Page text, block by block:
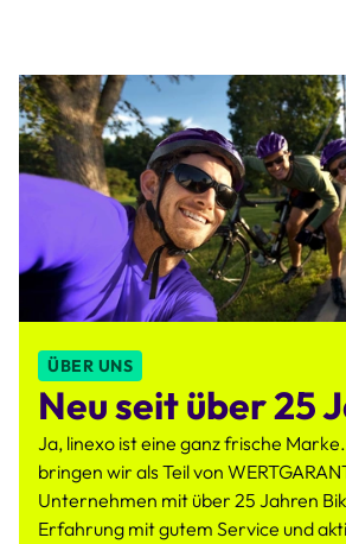
ÜBER UNS
Neu seit über 25
Ja, linexo ist eine ganz frische
bringen wir als Teil von
Unternehmen mit über 25 Jahren
Erfahrung mit gutem Service und